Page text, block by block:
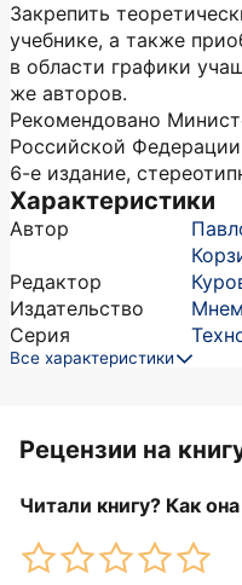
Закрепить
учебнике, а также
в области графики
же авторов.
Рекомендовано
Российской Федерации
6-е издание,
Характеристики
Автор
Редактор
Издательство
Серия
Все характеристики
Рецензии на
Читали книгу? Как